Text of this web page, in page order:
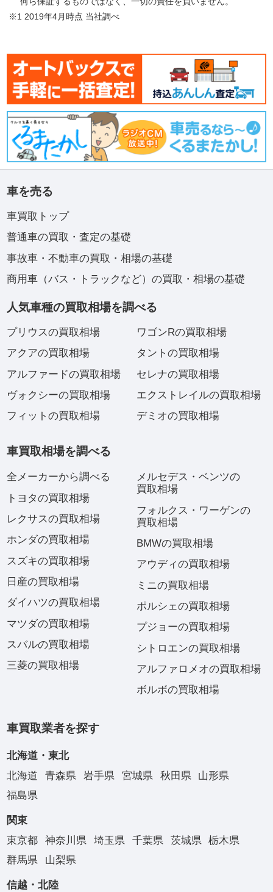
※1 2019年4月時点 当社調べ
車を売る
車買取トップ
普通車の買取・査定の基礎
事故車・不動車の買取・相場の基礎
商用車（バス・トラックなど）の買取・相場の基礎
人気車種の買取相場を調べる
プリウスの買取相場
アクアの買取相場
アルファードの買取相場
ヴォクシーの買取相場
フィットの買取相場
ワゴンRの買取相場
タントの買取相場
セレナの買取相場
エクストレイルの買取相場
デミオの買取相場
車買取相場を調べる
全メーカーから調べる
トヨタの買取相場
レクサスの買取相場
ホンダの買取相場
スズキの買取相場
日産の買取相場
ダイハツの買取相場
マツダの買取相場
スバルの買取相場
三菱の買取相場
メルセデス・ベンツの
買取相場
フォルクス・ワーゲンの
買取相場
BMWの買取相場
アウディの買取相場
ミニの買取相場
ポルシェの買取相場
プジョーの買取相場
シトロエンの買取相場
アルファロメオの買取相場
ボルボの買取相場
車買取業者を探す
北海道・東北
北海道
青森県 岩手県 宮城県 秋田県
山形県
福島県
関東
東京都
神奈川県 埼玉県 千葉県 茨城県
栃木県
群馬県
山梨県
信越・北陸